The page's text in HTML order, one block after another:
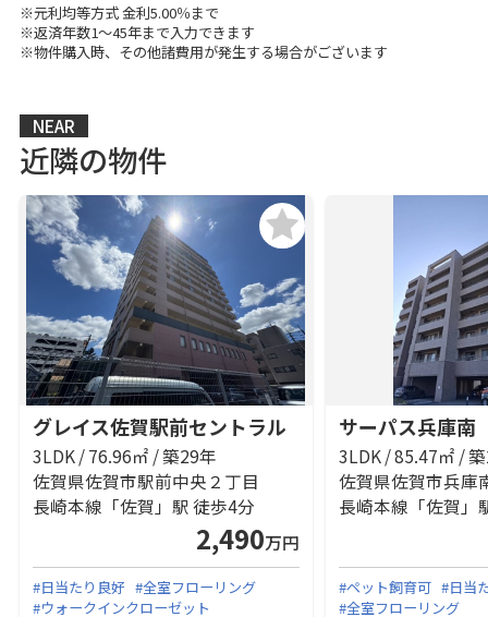
※元利均等方式 金利5.00％まで
※返済年数1～45年まで入力できます
※物件購入時、その他諸費用が発生する場合がございます
NEAR
近隣の物件
グレイス佐賀駅前セントラル
3LDK / 76.96㎡ / 築29年
佐賀県佐賀市駅前中央２丁目
長崎本線「佐賀」駅 徒歩4分
2,490万円
#日当たり良好 #全室フローリング
#ウォークインクローゼット
サーパス兵庫南
3LDK / 85.47㎡ /
佐賀県佐賀市兵庫
長崎本線「佐賀」
#ペット飼育可 #日当
#全室フローリング